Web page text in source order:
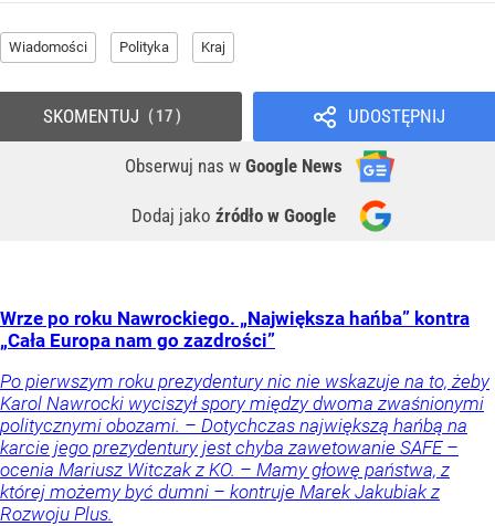
Wiadomości Polityka Kraj
UDOSTĘPNIJ
Obserwuj nas w Google News
Dodaj jako źródło w Google
SKOMENTUJ 17
Wrze po roku Nawrockiego. „Największa hańba” kontra
„Cała Europa nam go zazdrości”
Po pierwszym roku prezydentury nic nie wskazuje na to, żeby
Karol Nawrocki wyciszył spory między dwoma zwaśnionymi
politycznymi obozami. – Dotychczas największą hańbą na
karcie jego prezydentury jest chyba zawetowanie SAFE –
ocenia Mariusz Witczak z KO. – Mamy głowę państwa, z
której możemy być dumni – kontruje Marek Jakubiak z
Rozwoju Plus.